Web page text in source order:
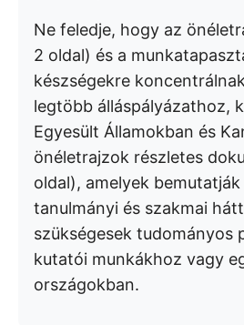
Ne feledje, hogy az
2 oldal) és a
készségekre
legtöbb álláspályázathoz,
Egyesült Államokban és
önéletrajzok részletes
oldal), amelyek bemutatják
tanulmányi és szakmai
szükségesek tudományos
kutatói munkákhoz vagy
országokban.